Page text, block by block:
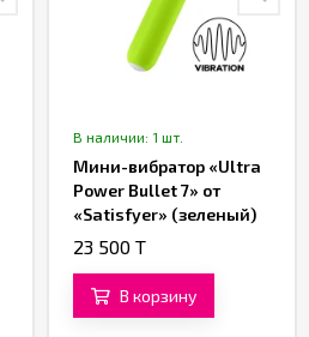
В наличии: 1 шт.
Мини-вибратор «Ultra
Power Bullet 7» от
«Satisfyer» (зеленый)
23 500 T
В корзину